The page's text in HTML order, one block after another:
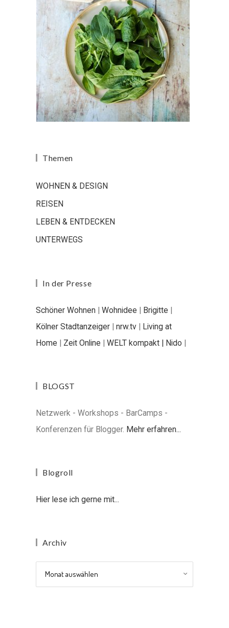
Themen
WOHNEN & DESIGN
REISEN
LEBEN & ENTDECKEN
UNTERWEGS
In der Presse
Schöner Wohnen | Wohnidee | Brigitte |
Kölner Stadtanzeiger | nrw.tv | Living at
Home | Zeit Online | WELT kompakt | Nido |
BLOGST
Netzwerk - Workshops - BarCamps -
Konferenzen für Blogger. Mehr erfahren...
Blogroll
Hier lese ich gerne mit...
Archiv